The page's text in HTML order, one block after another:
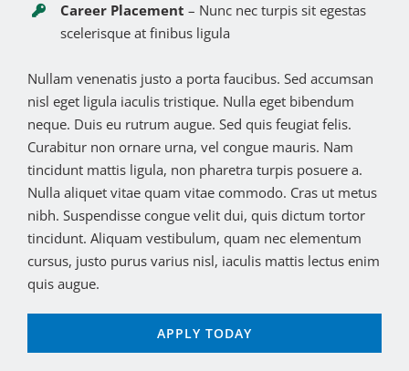
Career Placement – Nunc nec turpis sit egestas
scelerisque at finibus ligula
Nullam venenatis justo a porta faucibus. Sed accumsan
nisl eget ligula iaculis tristique. Nulla eget bibendum
neque. Duis eu rutrum augue. Sed quis feugiat felis.
Curabitur non ornare urna, vel congue mauris. Nam
tincidunt mattis ligula, non pharetra turpis posuere a.
Nulla aliquet vitae quam vitae commodo. Cras ut metus
nibh. Suspendisse congue velit dui, quis dictum tortor
tincidunt. Aliquam vestibulum, quam nec elementum
cursus, justo purus varius nisl, iaculis mattis lectus enim
quis augue.
APPLY TODAY